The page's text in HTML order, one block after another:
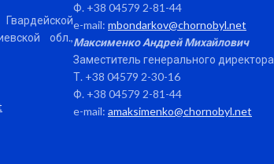
обл.,
Ф. +38 04579 2-81-44
e-mail: mbondarkov@chornobyl.net
Максименко Андрей Михайлович
Заместитель генерального директора
Т. +38 04579 2-30-16
Ф. +38 04579 2-81-44
e-mail: amaksimenko@chornobyl.net